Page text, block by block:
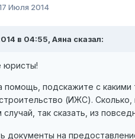
Июля 2014
в 04:55, Аяна сказал:
юристы!
помощь, подскажите с какими
(ИЖС). Сколько,
так сказать, из
документы на